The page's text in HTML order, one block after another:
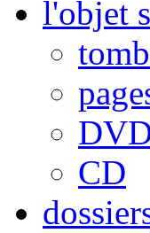
l'objet
CD